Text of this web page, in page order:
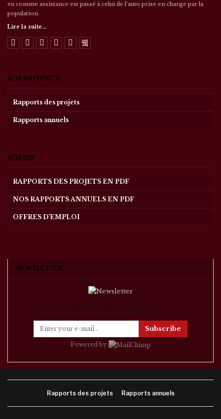
vu comme assistance est passé à celui de l’auto prise en charge par la
population.
Lire la suite...
NOS RAPPORTS
Rapports des projets
Rapports annuels
NOS PDF
RAPPORTS DES PROJETS EN PDF
NOS RAPPORTS ANNUELS EN PDF
OFFRES D’EMPLOI
NEWSLETTER
Subscribe our newsletter to stay updated.
Subscribe
Powered by
Rapports des projets Rapports annuels